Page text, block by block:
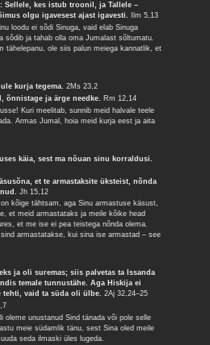
Sellele, kes istub troonil, ja Tallele –
olgu igavesest ajast igavesti.
Ilm 5,13
loodu ei sõdi Sinuga, vaid elab Sinuga
sõdib ja tahab olla oma Jumalast sõltumatu.
tähelepanu, ole siis palun meiega kannatlik, et
kurja tegema.2Ms 23,2
õnnistage ja ärge needke. Rm 12,14
Kuri meelitab, sunnib meid halvale teele
Armas Jumal, hoia meid kurja eest ja aita
käia, sest ma nõuan sinu korraldusi.
et te armastaksite üksteist, nõnda
Jh 15,12
kõige tähtsam, aga Sinu armastuse käsust,
et meid armastataks ja meile kõike head
et me ise ei pea teistega nõnda olema.
armastatakse, kui sina ise armastad – see
ja oli suremas; siis palvetas ta Issanda
temale tunnustähe. Aga Hiskija ei
tehti, vaid ta süda oli ülbe.2Aj 32,24–25
oleme unustanud Sind tänada või pole selle
meie südamlik tänu, sest Sina oled meile
seda ilmaski üles lugeda.